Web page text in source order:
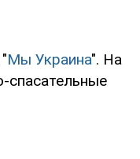
Мы Украина". На
спасательные